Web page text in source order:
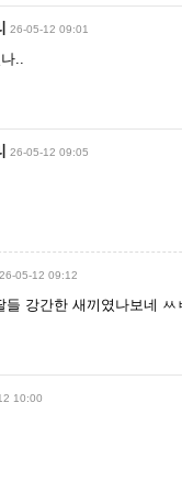
26-05-12 09:01
..
26-05-12 09:05
26-05-12 09:12
들 강간한 새끼였나보네 ㅆ
10:00